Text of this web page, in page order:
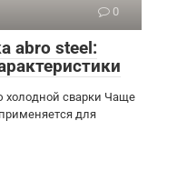
0
abro steel:
сварки Чаще
для